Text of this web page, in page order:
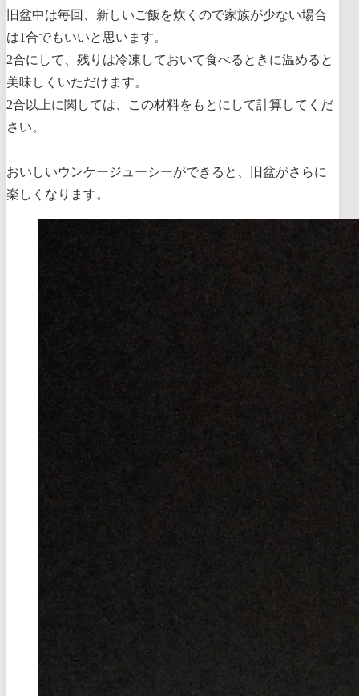
旧盆中は毎回、新しいご飯を炊くので家族が少ない場合
は1合でもいいと思います。
2合にして、残りは冷凍しておいて食べるときに温めると
美味しくいただけます。
2合以上に関しては、この材料をもとにして計算してくだ
さい。
おいしいウンケージューシーができると、旧盆がさらに
楽しくなります。